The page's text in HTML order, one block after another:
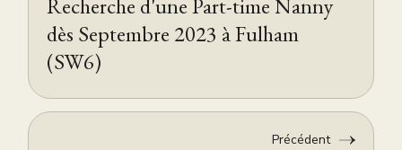
dès Septembre 2023 à Fulham
(SW6)
Précédent